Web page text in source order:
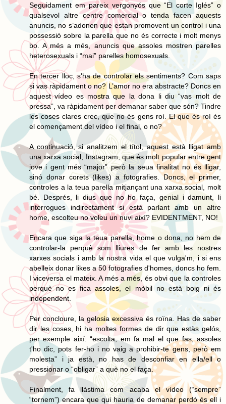
Seguidament em pareix vergonyós que “El corte Iglés” o
qualsevol altre centre comercial o tenda facen aquests
anuncis, no s’adonen que estan promovent un control i una
possessió sobre la parella que no és correcte i molt menys
bo. A més a més, anuncis que assoles mostren parelles
heterosexuals i “mai” parelles homosexuals.
En tercer lloc, s'ha de controlar els sentiments? Com saps
si vas ràpidament o no? L’amor no era abstracte? Doncs en
aquest vídeo es mostra que la dona li diu “vas molt de
pressa”, va ràpidament per demanar saber que són? Tindre
les coses clares crec, que no és gens roí. El que és roí és
el començament del vídeo i el final, o no?
A continuació, si analitzem el títol, aquest està lligat amb
una xarxa social, Instagram, que és molt popular entre gent
jove i gent més “major” però la seua finalitat no és lligar,
sinó donar corets (likes) a fotografies. Doncs, el primer,
controles a la teua parella mitjançant una xarxa social, molt
bé. Després, li dius que no ho faça, genial i damunt, li
interrogues indirectament si està parlant amb un altre
home, escolteu no voleu un nuvi així? EVIDENTMENT, NO!
Encara que siga la teua parella, home o dona, no hem de
controlar-la perquè som lliures de fer amb les nostres
xarxes socials i amb la nostra vida el que vulga'm, i si ens
abelleix donar likes a 50 fotografies d'homes, doncs ho fem.
I viceversa el mateix. A més a més, és obvi que la controles
perquè no es fica assoles, el mòbil no està boig ni és
independent.
Per concloure, la gelosia excessiva és roïna. Has de saber
dir les coses, hi ha moltes formes de dir que estàs gelós,
per exemple així: “escolta, em fa mal el que fas, assoles
t'ho dic, pots fer-ho i no vaig a prohibir-te gens, però em
molesta” i ja està, no has de desconfiar en ella/ell o
pressionar o “obligar” a què no el faça.
Finalment, fa llàstima com acaba el vídeo (“sempre”
“tornem”) encara que qui hauria de demanar perdó és ell i